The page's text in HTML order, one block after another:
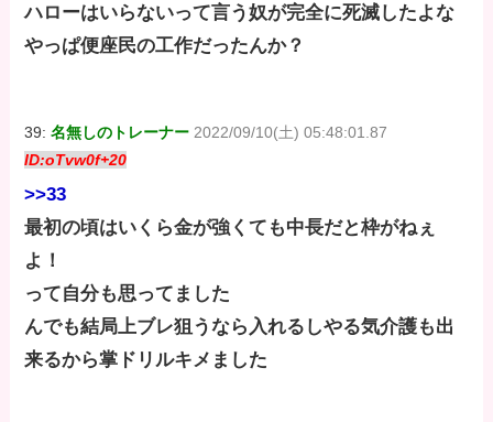
ハローはいらないって言う奴が完全に死滅したよな
やっぱ便座民の工作だったんか？
39:名無しのトレーナー 2022/09/10(土) 05:48:01.87
ID:oTvw0f+20
>>33
最初の頃はいくら金が強くても中長だと枠がねぇ
よ！
って自分も思ってました
んでも結局上ブレ狙うなら入れるしやる気介護も出
来るから掌ドリルキメました